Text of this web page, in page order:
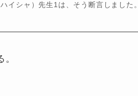
イシャ）先生1は、そう断言しました。